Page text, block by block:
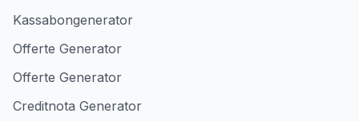
Kassabongenerator
Offerte Generator
Offerte Generator
Creditnota Generator